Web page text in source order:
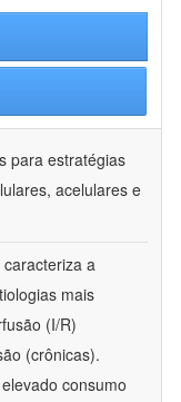
para estratégias
acelulares e
a
mais
(I/R)
(crônicas).
consumo